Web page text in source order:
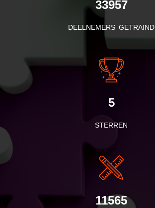
33957
DEELNEMERS GETRAIND
5
STERREN
11565